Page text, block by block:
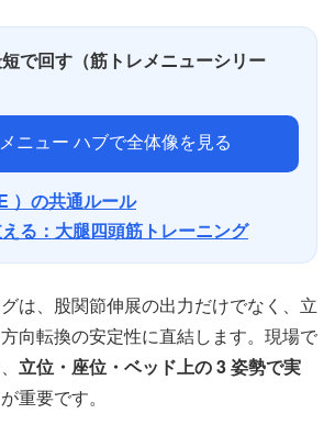
で回す（筋トレメニューシリー
ニュー ハブで全体像を見る
）の共通ルール
る：大腿四頭筋トレーニング
は、股関節伸展の出力だけでなく、立
向転換の安定性に直結します。現場で
立位・座位・ベッド上の 3 姿勢で実
重要です。